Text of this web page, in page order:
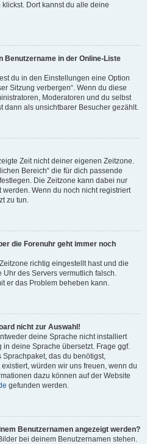
Dort kannst du alle deine
Benutzername in der Online-Liste
du in den Einstellungen eine Option
Sitzung verbergen“. Wenn du diese
Moderatoren und du selbst
dann als unsichtbarer Besucher gezählt.
Zeit nicht deiner eigenen Zeitzone.
Bereich“ die für dich passende
Die Zeitzone kann dabei nur
Wenn du noch nicht registriert
zu tun.
die Forenuhr geht immer noch
richtig eingestellt hast und die
Uhr des Servers vermutlich falsch.
er das Problem beheben kann.
nicht zur Auswahl!
deine Sprache nicht installiert
deine Sprache übersetzt. Frage ggf.
das du benötigst,
würden wir uns freuen, wenn du
dazu können auf der Website
gefunden werden.
Benutzernamen angezeigt werden?
bei deinem Benutzernamen stehen.